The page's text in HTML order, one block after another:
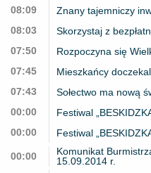
08:09
Znany tajemniczy
08:03
Skorzystaj z
07:50
Rozpoczyna się
07:45
Mieszkańcy
07:43
Sołectwo ma nową
00:00
Festiwal
00:00
Festiwal
00:00
Komunikat
15.09.2014 r.